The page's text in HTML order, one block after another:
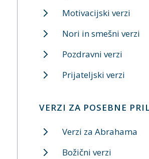
Motivacijski verzi
Nori in smešni verzi
Pozdravni verzi
Prijateljski verzi
VERZI ZA POSEBNE
Verzi za Abrahama
Božični verzi